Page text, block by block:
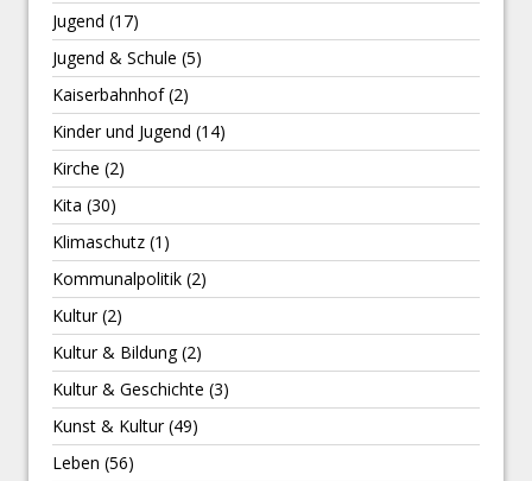
Jugend (17)
Jugend & Schule (5)
Kaiserbahnhof(2)
Kinder und Jugend (14)
Kirche (2)
Kita (30)
Klimaschutz (1)
Kommunalpolitik (2)
Kultur(2)
Kultur & Bildung(2)
Kultur & Geschichte (3)
Kunst & Kultur(49)
Leben (56)